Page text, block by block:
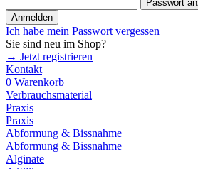
Passwort
Anmelden
Ich habe mein Passwort vergessen
Sie sind neu im Shop?
→ Jetzt registrieren
Kontakt
0 Warenkorb
Verbrauchsmaterial
Praxis
Praxis
Abformung & Bissnahme
Abformung & Bissnahme
Alginate